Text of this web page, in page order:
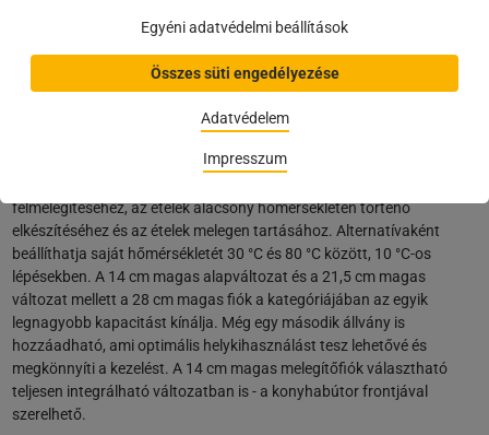
Egyéni adatvédelmi beállítások
Összes süti engedélyezése
Adatvédelem
Impresszum
bármikor gyorsan és egyszerűen előhívhatók. A gép opcionálisan víz
rákötéssel vagy alternatívaként víztartállyal is rendelhető.
melegítőfiók kinyílik. Válasszon az előre beállított fűtési módok közül
felmelegítéséhez, az ételek alacsony hőmérsékleten történő
elkészítéséhez és az ételek melegen tartásához. Alternatívaként
beállíthatja saját hőmérsékletét 30 °C és 80 °C között, 10 °C-os
lépésekben. A 14 cm magas alapváltozat és a 21,5 cm magas
változat mellett a 28 cm magas fiók a kategóriájában az egyik
legnagyobb kapacitást kínálja. Még egy második állvány is
hozzáadható, ami optimális helykihasználást tesz lehetővé és
megkönnyíti a kezelést. A 14 cm magas melegítőfiók választható
teljesen integrálható változatban is - a konyhabútor frontjával
szerelhető.